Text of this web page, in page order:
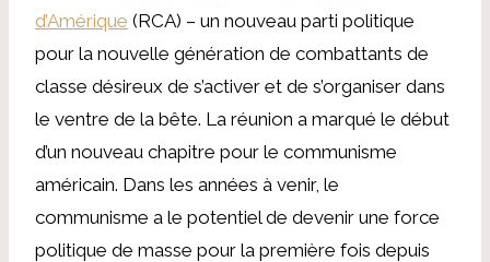
d’Amérique (RCA) – un nouveau parti politique
pour la nouvelle génération de combattants de
classe désireux de s’activer et de s’organiser dans
le ventre de la bête. La réunion a marqué le début
d’un nouveau chapitre pour le communisme
américain. Dans les années à venir, le
communisme a le potentiel de devenir une force
politique de masse pour la première fois depuis